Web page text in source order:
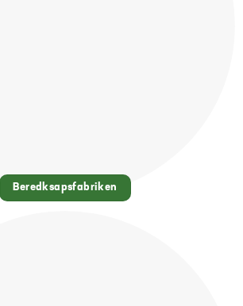
Beredksapsfabriken